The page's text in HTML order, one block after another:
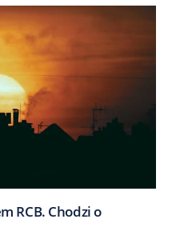
RCB. Chodzi o